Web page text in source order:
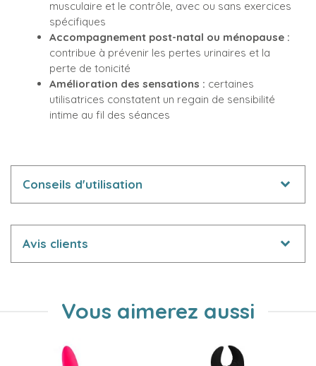
musculaire et le contrôle, avec ou sans exercices
spécifiques
Accompagnement post-natal ou ménopause :
contribue à prévenir les pertes urinaires et la
perte de tonicité
Amélioration des sensations : certaines
utilisatrices constatent un regain de sensibilité
intime au fil des séances
Conseils d'utilisation
Avis clients
Vous aimerez aussi